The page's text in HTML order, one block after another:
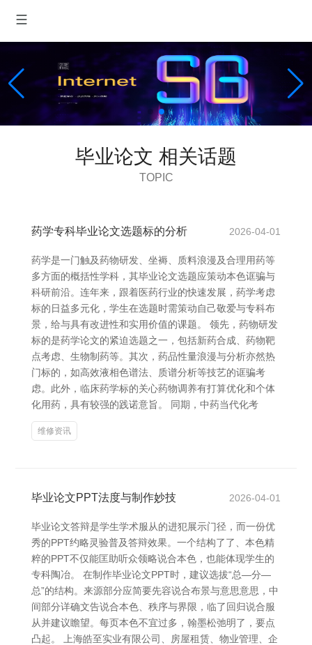
毕业论文 相关话题
TOPIC
药学专科毕业论文选题标的分析 2026-04-01
药学是一门触及药物研发、坐褥、质料浪漫及合理用药等
多方面的概括性学科，其毕业论文选题应策动本色诓骗与
科研前沿。连年来，跟着医药行业的快速发展，药学考虑
标的日益多元化，学生在选题时需策动自己敬爱与专科布
景，给与具有改进性和实用价值的课题。 领先，药物研发
标的是药学论文的紧迫选题之一，包括新药合成、药物靶
点考虑、生物制药等。其次，药品性量浪漫与分析亦然热
门标的，如高效液相色谱法、质谱分析等技艺的诓骗考
虑。此外，临床药学标的关心药物调养有打算优化和个体
化用药，具有较强的践诺意旨。 同期，中药当代化考
维修资讯
毕业论文PPT法度与制作妙技 2026-04-01
毕业论文答辩是学生学术服从的进犯展示门径，而一份优
秀的PPT约略灵验普及答辩效果。一个结构了了、本色精
粹的PPT不仅能匡助听众领略说合本色，也能体现学生的
专科陶冶。 在制作毕业论文PPT时，建议选拔“总—分—
总”的结构。来源部分应简要先容说合布景与意思意思，中
间部分详确文告说合本色、秩序与界限，临了回归说合服
从并建议瞻望。每页本色不宜过多，翰墨松弛明了，要点
凸起。 上海皓至实业有限公司、房屋租赁、物业管理、企